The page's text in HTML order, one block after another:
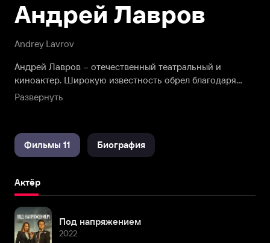
Andrey Lavrov
Андрей Лавров
Андрей Лавров – отечественный театральный и
киноактер. Широкую известность обрел благодаря
роли в сериале «След».
Развернуть
Фильмы 11 Биография
Актёр
Под напряжением
2022